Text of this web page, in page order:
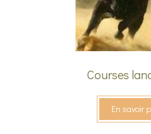
Courses
En savoir